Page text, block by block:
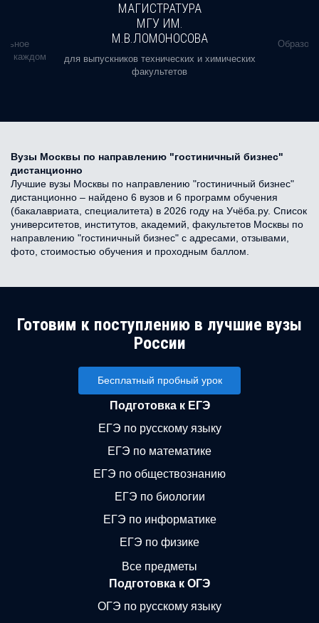
в каждом
МАГИСТРАТУРА
МГУ ИМ.
М.В.ЛОМОНОСОВА
для выпускников технических и химических
факультетов
Вузы Москвы по направлению "гостиничный бизнес"
дистанционно
Лучшие вузы Москвы по направлению "гостиничный бизнес"
дистанционно – найдено 6 вузов и 6 программ обучения
(бакалавриата, специалитета) в 2026 году на Учёба.ру. Список
университетов, институтов, академий, факультетов Москвы по
направлению "гостиничный бизнес" с адресами, отзывами,
фото, стоимостью обучения и проходным баллом.
Готовим к поступлению в лучшие вузы
России
Бесплатный пробный урок
Подготовка к ЕГЭ
ЕГЭ по русскому языку
ЕГЭ по математике
ЕГЭ по обществознанию
ЕГЭ по биологии
ЕГЭ по информатике
ЕГЭ по физике
Все предметы
Подготовка к ОГЭ
ОГЭ по русскому языку